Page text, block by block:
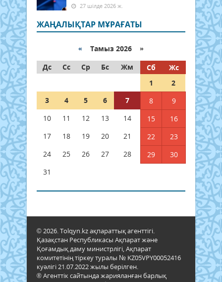
27 шілде 2026 ж.
ЖАҢАЛЫҚТАР МҰРАҒАТЫ
« Тамыз 2026 »
Дс
Сс Ср Бс Жм Сб
Жс
1
2
3
4 5 6 7 8
9
10
11 12 13 14 15
16
17
18 19 20 21 22
23
24
25 26 27 28 29
30
31
© 2026. Tolqyn.kz ақпараттық агенттігі.
Қазақстан Республикасы Ақпарат және
Қоғамдық даму министрлігі, Ақпарат
комитетінің тіркеу туралы № KZ05VPY00052416
куәлігі 21.07.2022 жылы берілген.
® Агенттік сайтында жарияланған барлық